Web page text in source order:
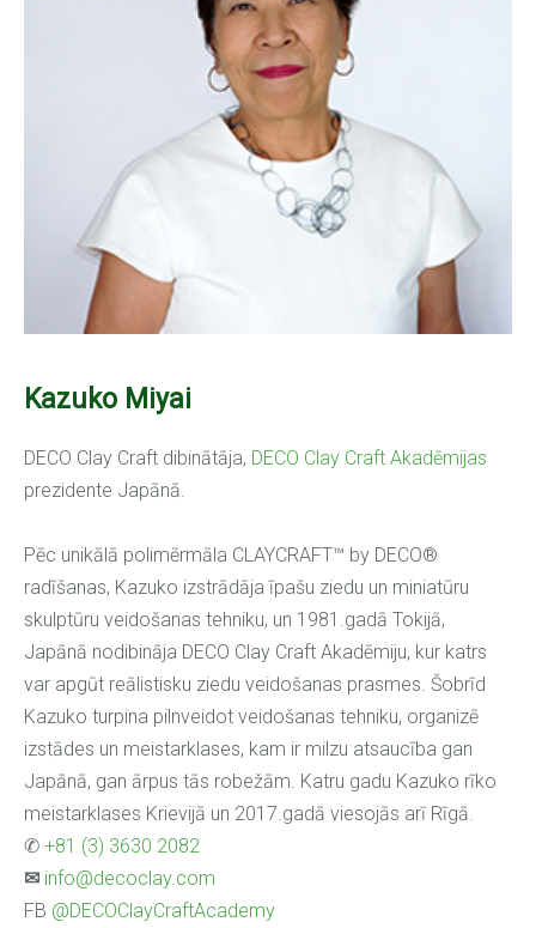
Kazuko Miyai
DECO Clay Craft dibinātāja, DECO Clay Craft Akadēmijas
prezidente Japānā.
Pēc unikālā polimērmāla CLAYCRAFT™ by DECO®
radīšanas, Kazuko izstrādāja īpašu ziedu un miniatūru
skulptūru veidošanas tehniku, un 1981.gadā Tokijā,
Japānā nodibināja DECO Clay Craft Akadēmiju, kur katrs
var apgūt reālistisku ziedu veidošanas prasmes. Šobrīd
Kazuko turpina pilnveidot veidošanas tehniku, organizē
izstādes un meistarklases, kam ir milzu atsaucība gan
Japānā, gan ārpus tās robežām. Katru gadu Kazuko rīko
meistarklases Krievijā un 2017.gadā viesojās arī Rīgā.
✆ +81 (3) 3630 2082
✉ info@decoclay.com
FB @DECOClayCraftAcademy